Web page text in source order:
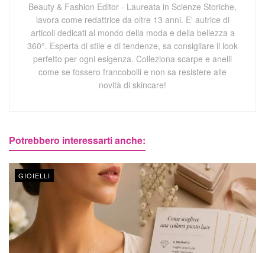
Beauty & Fashion Editor - Laureata in Scienze Storiche,
lavora come redattrice da oltre 13 anni. E' autrice di
articoli dedicati al mondo della moda e della bellezza a
360°. Esperta di stile e di tendenze, sa consigliare il look
perfetto per ogni esigenza. Colleziona scarpe e anelli
come se fossero francobolli e non sa resistere alle
novità di skincare!
Potrebbero interessarti anche:
GIOIELLI